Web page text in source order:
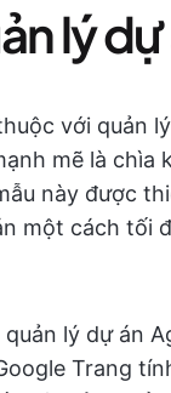
lý
với quản
mẽ là
này được
một cách tối
lý dự án
Trang